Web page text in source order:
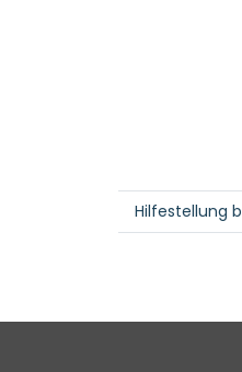
Hilfestellung